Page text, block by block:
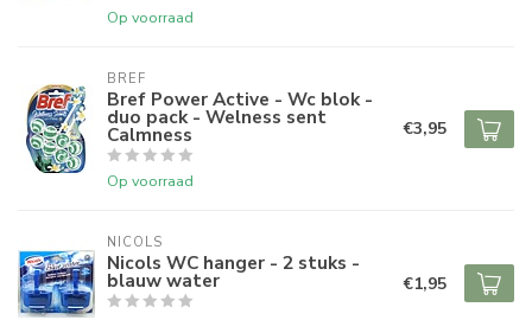
Op voorraad
BREF
Bref Power Active - Wc blok -
duo pack - Welness sent
Calmness
Op voorraad
€3,95
NICOLS
Nicols WC hanger - 2 stuks -
blauw water €1,95